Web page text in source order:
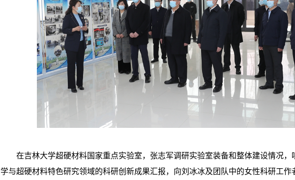
在吉林大学超硬材料国家重点实验室，张志军调研实验室装备和整体建设情况
学与超硬材料特色研究领域的科研创新成果汇报，向刘冰冰及团队中的女性科研工作